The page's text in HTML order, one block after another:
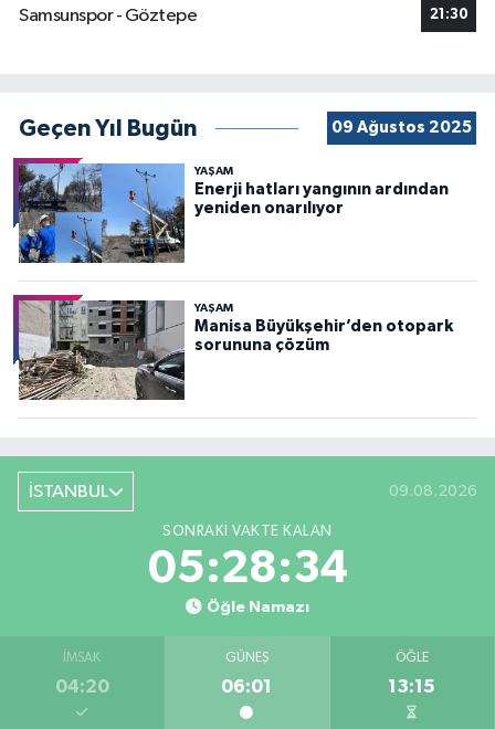
Samsunspor - Göztepe 21:30
Geçen Yıl Bugün 09 Ağustos 2025
YAŞAM
Enerji hatları yangının ardından
yeniden onarılıyor
YAŞAM
Manisa Büyükşehir’den otopark
sorununa çözüm
İSTANBUL 09.08.2026
SONRAKI VAKTE KALAN
05:28:32
Öğle Namazı
İMSAK
04:20
GÜNEŞ
06:01
ÖĞLE
13:15